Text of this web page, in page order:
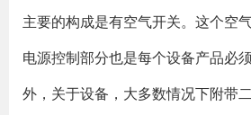
主要的构成是有空气开关。这个空
电源控制部分也是每个设备产品必
外，关于设备，大多数情况下附带